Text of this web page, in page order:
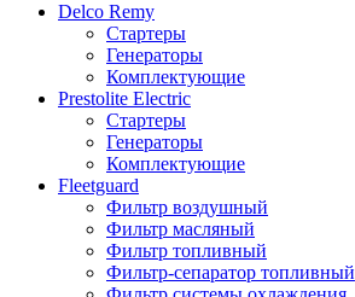
Delco Remy
Стартеры
Генераторы
Комплектующие
Prestolite Electric
Стартеры
Генераторы
Комплектующие
Fleetguard
Фильтр воздушный
Фильтр масляный
Фильтр топливный
Фильтр-сепаратор топливный